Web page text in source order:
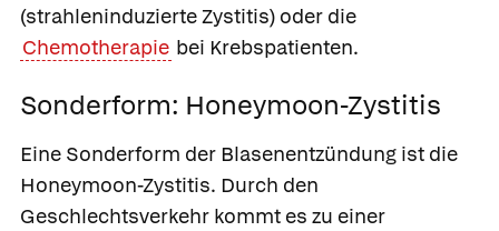
(strahleninduzierte Zystitis) oder die
Chemotherapie bei Krebspatienten.
Sonderform: Honeymoon-Zystitis
Eine Sonderform der Blasenentzündung ist die
Honeymoon-Zystitis. Durch den
Geschlechtsverkehr kommt es zu einer